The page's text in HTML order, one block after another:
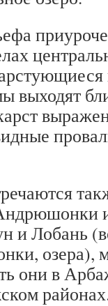
выходят
и Лобань
озера),
они в